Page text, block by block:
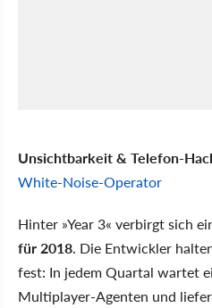
Unsichtbarkeit & Telefon-
White-Noise-Operator
Hinter »Year 3« verbirgt sich
für 2018. Die Entwickler
fest: In jedem Quartal wartet
Multiplayer-Agenten und